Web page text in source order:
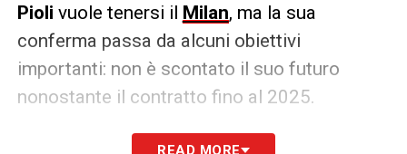
Pioli vuole tenersi il Milan, ma la sua
conferma passa da alcuni obiettivi
importanti: non è scontato il suo futuro
nonostante il contratto fino al 2025.
La società è stata chiara col tecnico: il
READ MORE